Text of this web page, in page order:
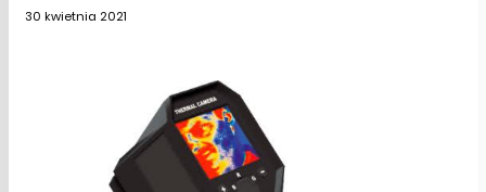
30 kwietnia 2021